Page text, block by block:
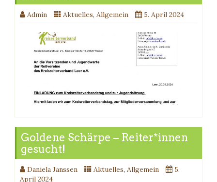
Admin Aktuelles, Allgemein 5. April 2024
Goldene Schärpe – Reiter*innen
gesucht!
Daniela Janssen Aktuelles, Allgemein
5.
April 2024